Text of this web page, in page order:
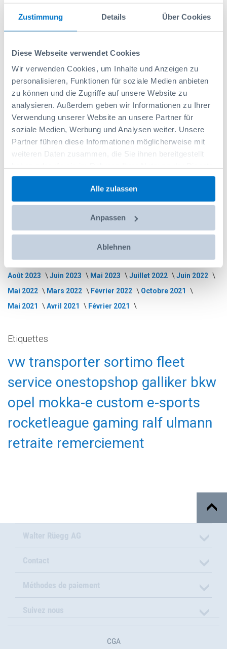
Zustimmung Details Über Cookies
Diese Webseite verwendet Cookies
Wir verwenden Cookies, um Inhalte und Anzeigen zu
personalisieren, Funktionen für soziale Medien anbieten
zu können und die Zugriffe auf unsere Website zu
analysieren. Außerdem geben wir Informationen zu Ihrer
Verwendung unserer Website an unsere Partner für
soziale Medien, Werbung und Analysen weiter. Unsere
Partner führen diese Informationen möglicherweise mit
weiteren Daten zusammen, die Sie ihnen bereitgestellt
gesammelt haben.
Alle zulassen
Anpassen
Ablehnen
Messages récents
Un moment pizza pour notre équipe
Merci Thomas pour 28 années d’engagement chez Sortimo
Suisse Public 2026 – Retour sur notre présence au salon
Notre aménagement de véhicule Sortimo pour le nouveau KIA PV5
Swissbau 2026 – Merci pour des rencontres inspirantes et des
Archives
Juillet 2026 Juin 2026 Mars 2026
Janvier 2026
Novembre 2025
Octobre 2025
Septembre 2025
Août 2025 Juillet 2025
Juin 2025
Décembre 2024
Juillet 2024
Mars 2024 Novembre 2023
Octobre 2023
Août 2023
Juin 2023 Mai 2023 Juillet 2022
Juin 2022
Mai 2022
Mars 2022 Février 2022
Octobre 2021
Mai 2021
Avril 2021 Février 2021
Etiquettes
vw transporter sortimo fleet
service onestopshop galliker bkw
opel mokka-e custom e-sports
rocketleague gaming ralf ulmann
retraite remerciement
Walter Rüegg AG
Contact
Méthodes de paiement
Suivez nous
CGA